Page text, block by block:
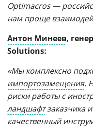
Optimacros —
нам проще
Антон Минеев,
Solutions:
«Мы комплексно
импортозамещения.
риски работы с
ландшафтзаказчика
качественный